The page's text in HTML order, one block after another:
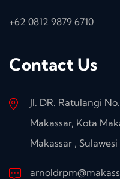
+62 0812 9879 6710
Contact Us
Jl. DR. Ratulangi
Makassar, Kota
Makassar ,